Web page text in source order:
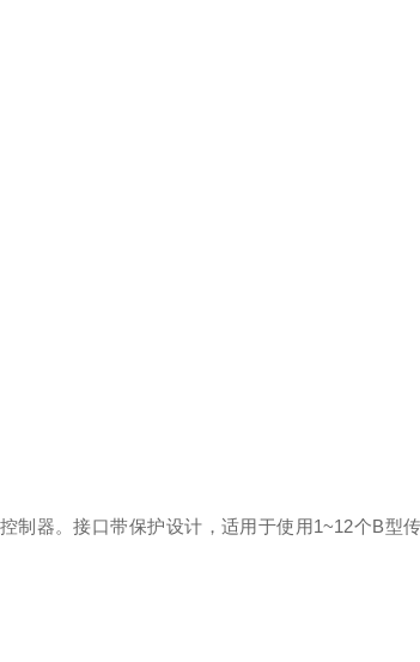
器。接口带保护设计，适用于使用1~12个B型